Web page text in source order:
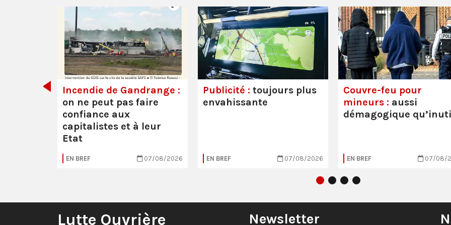
Incendie de Gandrange :
on ne peut pas faire
confiance aux
capitalistes et à leur
Etat
EN BREF 07/08/2026
Publicité : toujours plus
envahissante
EN BREF 07/08/2026
Couvre-feu pour
mineurs : aussi
démagogique
EN BREF 07/08/
Lutte Ouvrière Newsletter